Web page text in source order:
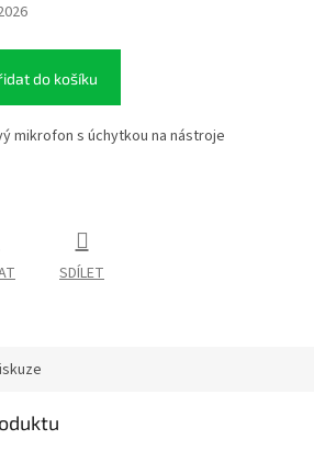
do košíku
mikrofon s úchytkou na nástroje
SDÍLET